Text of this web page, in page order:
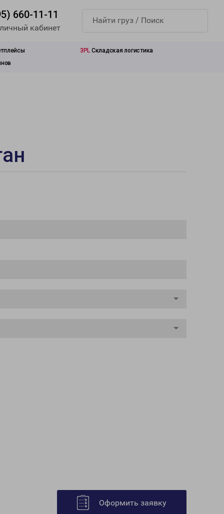
660-11-11
кабинет
3PL Складская логистика
Оформить заявку